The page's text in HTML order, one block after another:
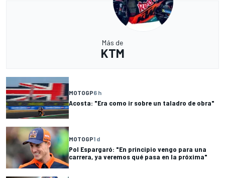
Más de
KTM
MOTOGP6 h
Acosta: "Era como ir sobre un taladro de obra"
MOTOGP1 d
Pol Espargaró: "En principio vengo para una
carrera, ya veremos qué pasa en la próxima"